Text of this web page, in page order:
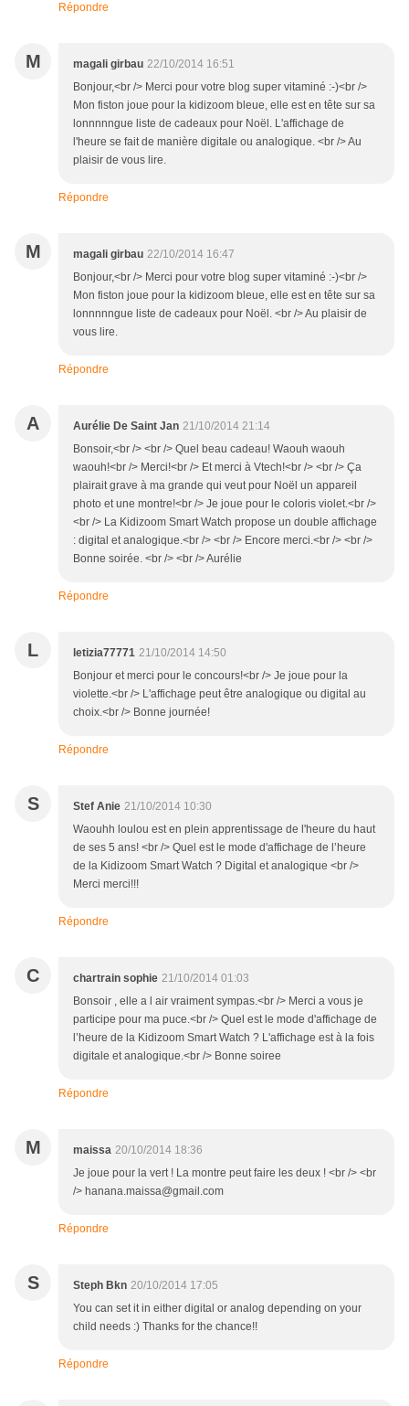
Répondre
M magali girbau 22/10/2014 16:51
Bonjour,<br /> Merci pour votre blog super vitaminé :-)<br />
Mon fiston joue pour la kidizoom bleue, elle est en tête sur sa
lonnnnngue liste de cadeaux pour Noël. L'affichage de
l'heure se fait de manière digitale ou analogique. <br /> Au
plaisir de vous lire.
Répondre
M magali girbau 22/10/2014 16:47
Bonjour,<br /> Merci pour votre blog super vitaminé :-)<br />
Mon fiston joue pour la kidizoom bleue, elle est en tête sur sa
lonnnnngue liste de cadeaux pour Noël. <br /> Au plaisir de
vous lire.
Répondre
A Aurélie De Saint Jan 21/10/2014 21:14
Bonsoir,<br /> <br /> Quel beau cadeau! Waouh waouh
waouh!<br /> Merci!<br /> Et merci à Vtech!<br /> <br /> Ça
plairait grave à ma grande qui veut pour Noël un appareil
photo et une montre!<br /> Je joue pour le coloris violet.<br />
<br /> La Kidizoom Smart Watch propose un double affichage
: digital et analogique.<br /> <br /> Encore merci.<br /> <br />
Bonne soirée. <br /> <br /> Aurélie
Répondre
L letizia77771 21/10/2014 14:50
Bonjour et merci pour le concours!<br /> Je joue pour la
violette.<br /> L'affichage peut être analogique ou digital au
choix.<br /> Bonne journée!
Répondre
S Stef Anie 21/10/2014 10:30
Waouhh loulou est en plein apprentissage de l'heure du haut
de ses 5 ans! <br /> Quel est le mode d'affichage de l’heure
de la Kidizoom Smart Watch ? Digital et analogique <br />
Merci merci!!!
Répondre
C chartrain sophie 21/10/2014 01:03
Bonsoir , elle a l air vraiment sympas.<br /> Merci a vous je
participe pour ma puce.<br /> Quel est le mode d'affichage de
l’heure de la Kidizoom Smart Watch ? L'affichage est à la fois
digitale et analogique.<br /> Bonne soiree
Répondre
M maissa 20/10/2014 18:36
Je joue pour la vert ! La montre peut faire les deux ! <br /> <br
/> hanana.maissa@gmail.com
Répondre
S Steph Bkn 20/10/2014 17:05
You can set it in either digital or analog depending on your
child needs :) Thanks for the chance!!
Répondre